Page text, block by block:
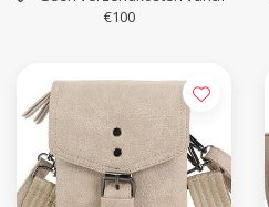
€100